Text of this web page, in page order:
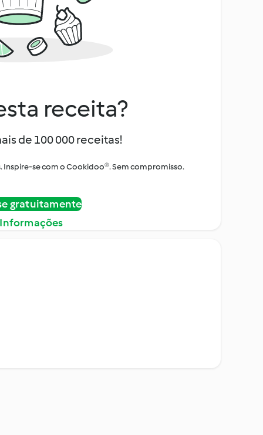
receita?
de 100 000 receitas!
Inspire-se com o Cookidoo®. Sem compromisso.
gratuitamente